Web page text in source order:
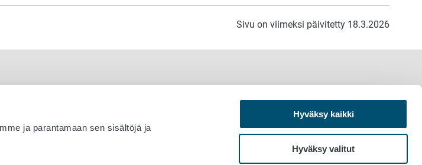
ja parantamaan sen sisältöjä ja
Hyväksy kaikki
Hyväksy valitut
Sivu on viimeksi päivitetty 18.3.2026